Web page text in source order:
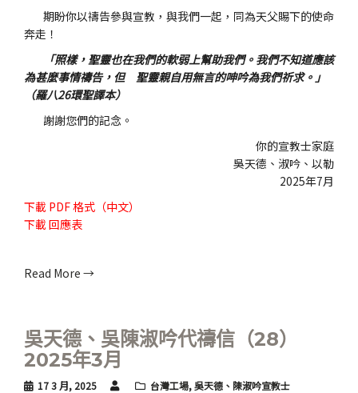
期盼你以禱告參與宣教，與我們一起，同為天父賜下的使命
奔走！
「照樣，聖靈也在我們的軟弱上幫助我們。我們不知道應該
為甚麼事情禱告，但 聖靈親自用無言的呻吟為我們祈求。」
（羅八26環聖譯本）
謝謝您們的記念。
你的宣教士家庭
吳天德、淑吟、以勒
2025年7月
下載 PDF 格式（中文）
下載回應表
Read More →
吳天德、吳陳淑吟代禱信（28）
2025年3月
17 3 月, 2025 台灣工場,吳天德、陳淑吟宣教士